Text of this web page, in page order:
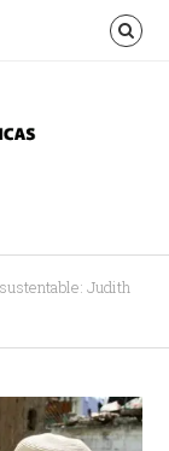
Judith